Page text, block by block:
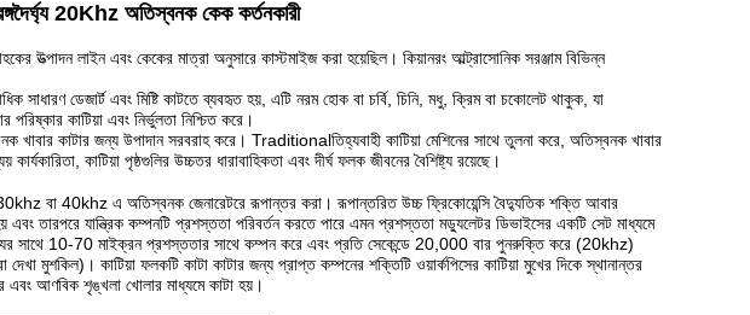
20Khz অতিস্বনক কেক কর্তনকারী
উত্পাদন লাইন এবং কেকের মাত্রা অনুসারে কাস্টমাইজ করা হয়েছিল। কিয়ানরং আল্ট্রাসোনিক সরঞ্জাম বিভিন্ন
সাধারণ ডেজার্ট এবং মিষ্টি কাটতে ব্যবহৃত হয়, এটি নরম হোক বা চর্বি, চিনি, মধু, ক্রিম বা চকোলেট থাকুক, যা
পরিষ্কার কাটিয়া এবং নির্ভুলতা নিশ্চিত করে।
খাবার কাটার জন্য উপাদান সরবরাহ করে। Traditionalতিহ্যবাহী কাটিয়া মেশিনের সাথে তুলনা করে, অতিস্বনক খাবার
কাটিয়া পৃষ্ঠগুলির উচ্চতর ধারাবাহিকতা এবং দীর্ঘ ফলক জীবনের বৈশিষ্ট্য রয়েছে।
বা 40khz এ অতিস্বনক জেনারেটরে রূপান্তর করা। রূপান্তরিত উচ্চ ফ্রিকোয়েন্সি বৈদ্যুতিক শক্তি আবার
এবং তারপরে যান্ত্রিক কম্পনটি প্রশস্ততা পরিবর্তন করতে পারে এমন প্রশস্ততা মড্যুলেটর ডিভাইসের একটি সেট মাধ্যমে
সাথে 10-70 মাইক্রন প্রশস্ততার সাথে কম্পন করে এবং প্রতি সেকেন্ডে 20,000 বার পুনরুক্তি করে (20khz)
দেখা মুশকিল)। কাটিয়া ফলকটি কাটা কাটার জন্য প্রাপ্ত কম্পনের শক্তিটি ওয়ার্কপিসের কাটিয়া মুখের দিকে স্থানান্তর
এবং আণবিক শৃঙ্খলা খোলার মাধ্যমে কাটা হয়।